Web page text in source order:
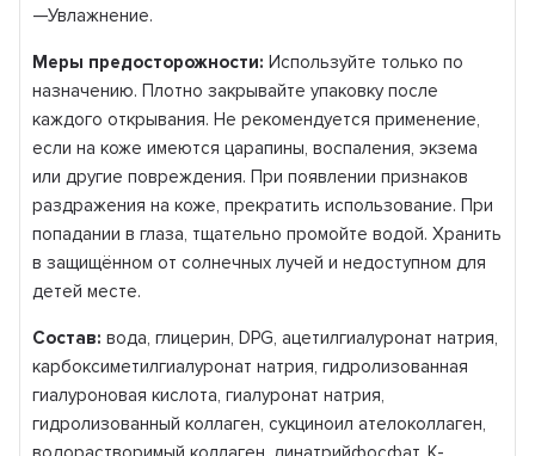
—Увлажнение.
Меры предосторожности: Используйте только по
назначению. Плотно закрывайте упаковку после
каждого открывания. Не рекомендуется применение,
если на коже имеются царапины, воспаления, экзема
или другие повреждения. При появлении признаков
раздражения на коже, прекратить использование. При
попадании в глаза, тщательно промойте водой. Хранить
в защищённом от солнечных лучей и недоступном для
детей месте.
Состав: вода, глицерин, DPG, ацетилгиалуронат натрия,
карбоксиметилгиалуронат натрия, гидролизованная
гиалуроновая кислота, гиалуронат натрия,
гидролизованный коллаген, сукциноил ателоколлаген,